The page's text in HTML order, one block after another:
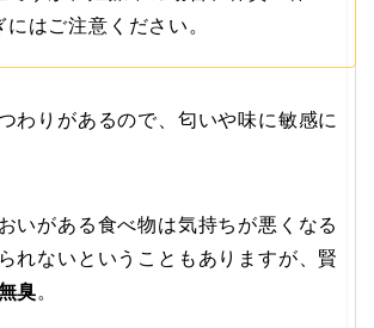
はご注意ください。
わりがあるので、匂いや味に敏感に
いがある食べ物は気持ちが悪くなる
れないということもありますが、賢
臭。